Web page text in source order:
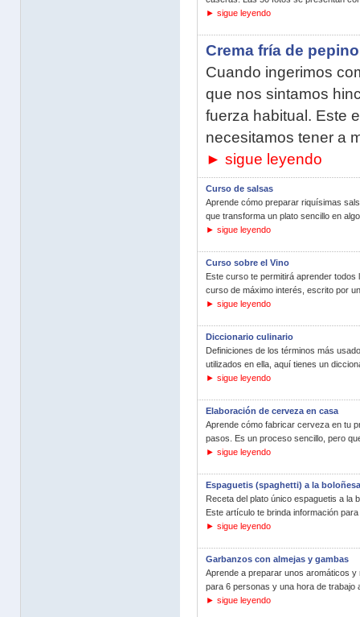
► sigue leyendo
Crema fría de
Cuando ingerimos
que nos sintamos
fuerza habitual. Este
necesitamos tener a
► sigue leyendo
Curso de salsas
Aprende cómo preparar riquísimas
que transforma un plato sencillo en
► sigue leyendo
Curso sobre el Vino
Este curso te permitirá aprender
curso de máximo interés, escrito por
► sigue leyendo
Diccionario culinario
Definiciones de los términos más
utilizados en ella, aquí tienes un
► sigue leyendo
Elaboración de cerveza en casa
Aprende cómo fabricar cerveza en tu
pasos. Es un proceso sencillo, pero
► sigue leyendo
Espaguetis (spaghetti) a la boloñesa
Receta del plato único espaguetis a la
Este artículo te brinda información para
► sigue leyendo
Garbanzos con almejas y gambas
Aprende a preparar unos aromáticos
para 6 personas y una hora de trabajo
► sigue leyendo